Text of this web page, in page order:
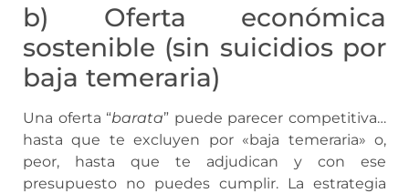
b) Oferta económica
sostenible (sin suicidios por
baja temeraria)
Una oferta “barata” puede parecer competitiva…
hasta que te excluyen por «baja temeraria» o,
peor, hasta que te adjudican y con ese
presupuesto no puedes cumplir. La estrategia